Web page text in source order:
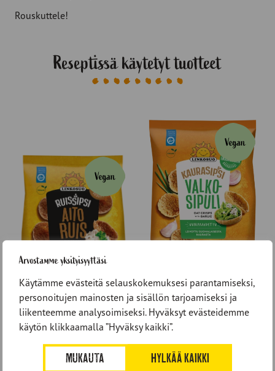
Arvostamme yksityisyyttäsi
Käytämme evästeitä selauskokemuksesi parantamiseksi,
personoitujen mainosten ja sisällön tarjoamiseksi ja
liikenteemme analysoimiseksi. Hyväksyt evästeidemme
käytön klikkaamalla ”Hyväksy kaikki”.
MUKAUTA HYLKÄÄ KAIKKI
Rouskuttele!
Reseptissä käytetyt tuotteet
Ruissipsi Aito 150 g
Kaurasipsi Valkosipuli 120